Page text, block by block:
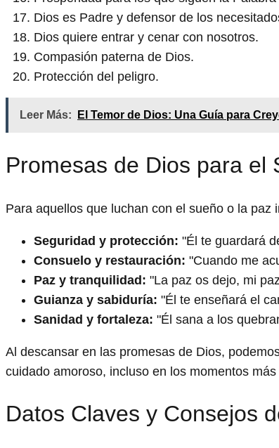
Dios es Padre y defensor de los
Dios quiere entrar y cenar con nosotros.
Compasión paterna de Dios.
Protección del peligro.
Leer Más: El Temor de Dios: Una Guía para
Promesas de Dios para el
Para aquellos que luchan con el sueño o la
Seguridad y protección: "Él te guardará
Consuelo y restauración: "Cuando me
Paz y tranquilidad: "La paz os dejo, mi
Guianza y sabiduría: "Él te enseñará el
Sanidad y fortaleza: "Él sana a los
Al descansar en las promesas de Dios,
cuidado amoroso, incluso en los momentos
Datos Claves y Consejos